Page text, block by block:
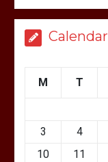
Calendar
M T
3
4
10
11